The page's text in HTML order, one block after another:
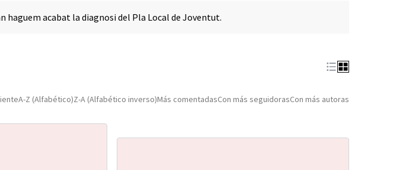
haguem acabat la diagnosi del Pla Local de Joventut.
A-Z (Alfabético)Z-A (Alfabético inverso)Más comentadasCon más seguidorasCon más autoras